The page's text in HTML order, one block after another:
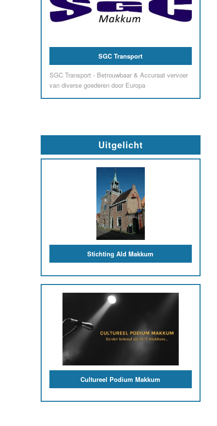
Mode- en Cadeauboutique 't Pareltje
Altijd een eigentijdse modecollectie. Met merken
als Juffrouw Jansen, Moshiki, Mooi Vrolijk, Knit
Uitgelicht
Autobedrijf Kamstra